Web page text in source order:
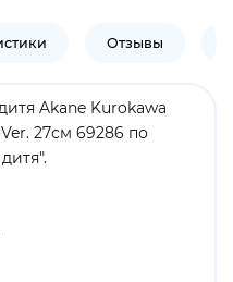
Отзывы
Akane Kurokawa
27см 69286 по